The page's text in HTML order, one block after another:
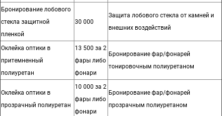
Бронирование лобового
стекла защитной
пленкой
30 000
Защита лобового стекла от камней и
внешних воздействий
Оклейка оптики в
притемненный
полиуретан
13 500 за 2
фары либо
фонари
Бронирование фар/фонарей
тонировочным полиуретаном
Оклейка оптики в
прозрачный полиуретан
10 000 за 2
фары либо
фонари
Бронирование фар/фонарей
прозрачным полиуретаном